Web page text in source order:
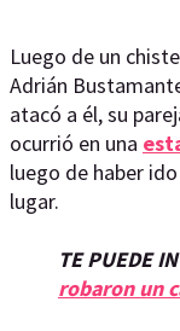
Luego de un
Adrián
atacó a él, su
ocurrió en una
luego de haber
lugar.
TE PUEDE
robaron un